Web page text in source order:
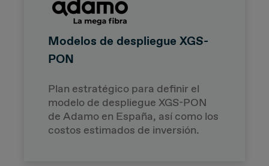
Due Diligence
Carve-out
Post Merger Integration
Business Strategy
Modelos de despliegue XGS-
PON
Plan estratégico para definir el
modelo de despliegue XGS-PON
de Adamo en España, así como los
costos estimados de inversión.